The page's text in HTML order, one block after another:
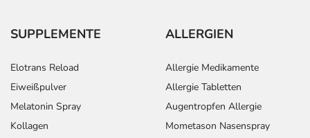
SUPPLEMENTE
Elotrans Reload
Eiweißpulver
Melatonin Spray
Kollagen
ALLERGIEN
Allergie Medikamente
Allergie Tabletten
Augentropfen Allergie
Mometason Nasenspray